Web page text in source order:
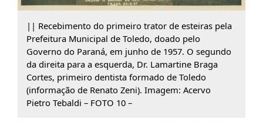
|| Recebimento do primeiro trator de esteiras pela
Prefeitura Municipal de Toledo, doado pelo
Governo do Paraná, em junho de 1957. O segundo
da direita para a esquerda, Dr. Lamartine Braga
Cortes, primeiro dentista formado de Toledo
(informação de Renato Zeni). Imagem: Acervo
Pietro Tebaldi – FOTO 10 –